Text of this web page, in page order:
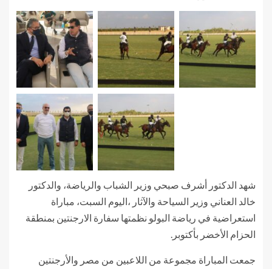
شهد الدكتور أشرف صبحي وزير الشباب والرياضة، والدكتور
خالد العناني وزير السياحة والآثار ،اليوم السبت، مباراة
استعراضية في رياضة البولو نظمتها سفارة الارجنتين بمنطقة
الحزام الأخضر بأكتوبر.
جمعت المباراة مجموعة من اللاعبين من مصر والأرجنتين